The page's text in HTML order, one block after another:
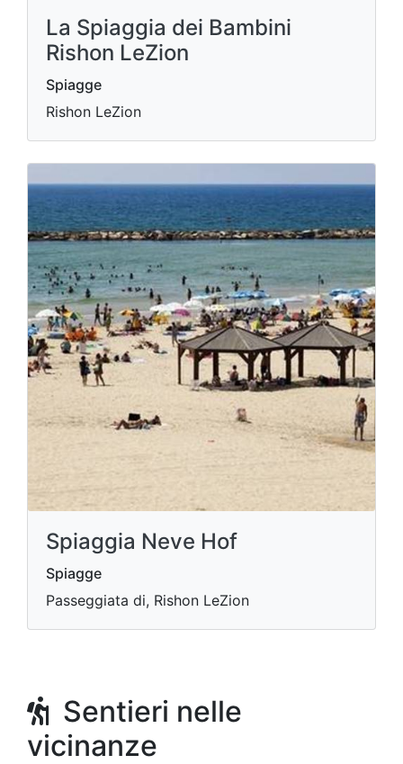
La Spiaggia dei Bambini
Rishon LeZion
Spiagge
Rishon LeZion
Spiaggia Neve Hof
Spiagge
Passeggiata di, Rishon LeZion
Sentieri nelle
vicinanze